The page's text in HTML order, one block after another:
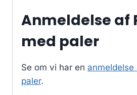
Anmeldelse af
med paler
Se om vi har en anmeldelse
paler.